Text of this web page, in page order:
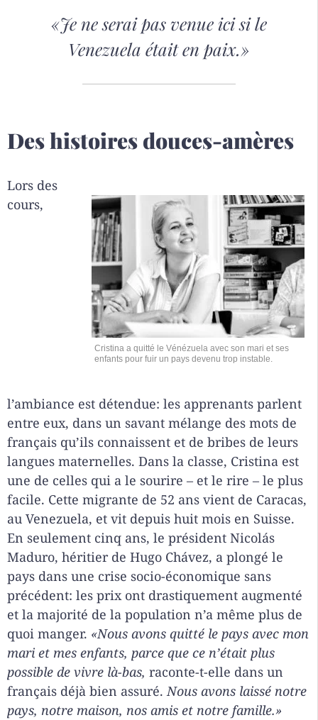
«Je ne serai pas venue ici si le
Venezuela était en paix.»
Des histoires douces-amères
Cristina a quitté le Vénézuela avec son mari et ses
enfants pour fuir un pays devenu trop instable.
Lors des
cours,
l’ambiance est détendue: les apprenants parlent
entre eux, dans un savant mélange des mots de
français qu’ils connaissent et de bribes de leurs
langues maternelles. Dans la classe, Cristina est
une de celles qui a le sourire – et le rire – le plus
facile. Cette migrante de 52 ans vient de Caracas,
au Venezuela, et vit depuis huit mois en Suisse.
En seulement cinq ans, le président Nicolás
Maduro, héritier de Hugo Chávez, a plongé le
pays dans une crise socio-économique sans
précédent: les prix ont drastiquement augmenté
et la majorité de la population n’a même plus de
quoi manger. «Nous avons quitté le pays avec mon
mari et mes enfants, parce que ce n’était plus
possible de vivre là-bas, raconte-t-elle dans un
français déjà bien assuré.Nous avons laissé notre
pays, notre maison, nos amis et notre famille.»